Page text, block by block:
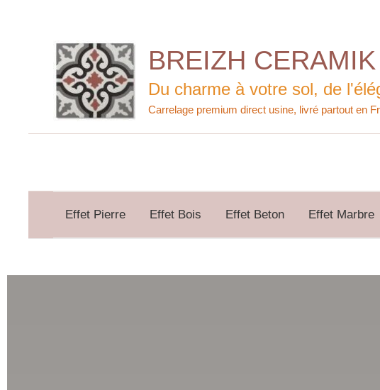
BREIZH CERAMIK
Du charme à votre sol, de
Effet Pierre Effet Bois Effet Beton Effet Marbre